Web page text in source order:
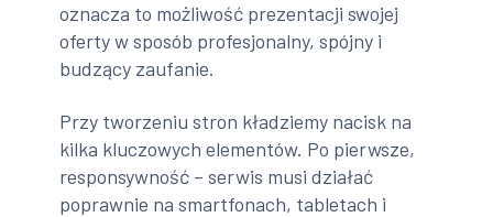
oznacza to możliwość prezentacji swojej
oferty w sposób profesjonalny, spójny i
budzący zaufanie.
Przy tworzeniu stron kładziemy nacisk na
kilka kluczowych elementów. Po pierwsze,
responsywność – serwis musi działać
poprawnie na smartfonach, tabletach i